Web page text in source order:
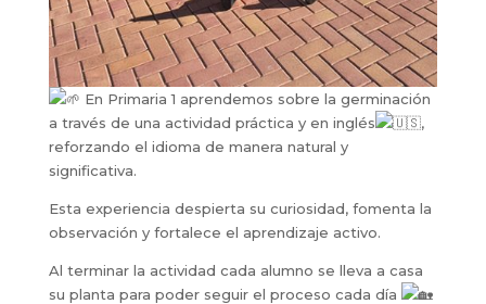
En Primaria 1 aprendemos sobre la germinación
a través de una actividad práctica y en inglés
,
reforzando el idioma de manera natural y
significativa.
Esta experiencia despierta su curiosidad, fomenta la
observación y fortalece el aprendizaje activo.
Al terminar la actividad cada alumno se lleva a casa
su planta para poder seguir el proceso cada día